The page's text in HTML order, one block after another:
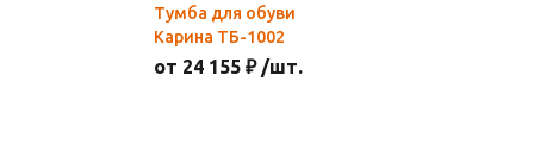
Тумба для обуви
Карина ТБ-1002
от 24 155 ₽ /шт.